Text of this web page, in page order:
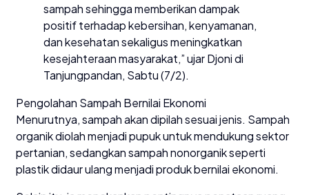
sampah sehingga memberikan dampak
positif terhadap kebersihan, kenyamanan,
dan kesehatan sekaligus meningkatkan
kesejahteraan masyarakat,” ujar Djoni di
Tanjungpandan, Sabtu (7/2).
Pengolahan Sampah Bernilai Ekonomi
Menurutnya, sampah akan dipilah sesuai jenis. Sampah
organik diolah menjadi pupuk untuk mendukung sektor
pertanian, sedangkan sampah nonorganik seperti
plastik didaur ulang menjadi produk bernilai ekonomi.